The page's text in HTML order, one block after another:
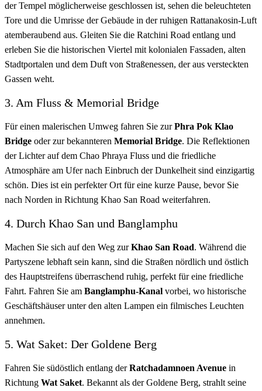
der Tempel möglicherweise geschlossen ist, sehen die beleuchteten
Tore und die Umrisse der Gebäude in der ruhigen Rattanakosin-Luft
atemberaubend aus. Gleiten Sie die Ratchini Road entlang und
erleben Sie die historischen Viertel mit kolonialen Fassaden, alten
Stadtportalen und dem Duft von Straßenessen, der aus versteckten
Gassen weht.
3. Am Fluss & Memorial Bridge
Für einen malerischen Umweg fahren Sie zurPhra Pok Klao
Bridge oder zur bekannteren Memorial Bridge. Die Reflektionen
der Lichter auf dem Chao Phraya Fluss und die friedliche
Atmosphäre am Ufer nach Einbruch der Dunkelheit sind einzigartig
schön. Dies ist ein perfekter Ort für eine kurze Pause, bevor Sie
nach Norden in Richtung Khao San Road weiterfahren.
4. Durch Khao San und Banglamphu
Machen Sie sich auf den Weg zurKhao San Road. Während die
Partyszene lebhaft sein kann, sind die Straßen nördlich und östlich
des Hauptstreifens überraschend ruhig, perfekt für eine friedliche
Fahrt. Fahren Sie am Banglamphu-Kanal vorbei, wo historische
Geschäftshäuser unter den alten Lampen ein filmisches Leuchten
annehmen.
5. Wat Saket: Der Goldene Berg
Fahren Sie südöstlich entlang derRatchadamnoen Avenue in
Richtung Wat Saket. Bekannt als der Goldene Berg, strahlt seine